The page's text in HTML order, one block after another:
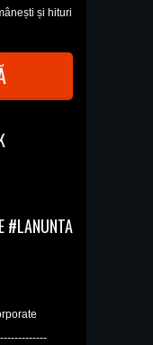
și hituri
#LANUNTA